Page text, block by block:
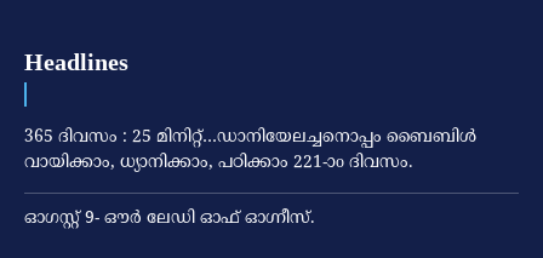
Headlines
365 ദിവസം : 25 മിനിറ്റ്…ഡാനിയേലച്ചനൊപ്പം ബൈബിൾ
വായിക്കാം, ധ്യാനിക്കാം, പഠിക്കാം 221-ാo ദിവസം.
ഓഗസ്റ്റ് 9- ഔര്‍ ലേഡി ഓഫ് ഓഗ്നീസ്.